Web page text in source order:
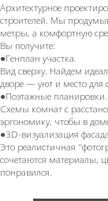
Архитектурное
строителей. Мы
метры, а комфортную
Вы получите:
●Генплан участка.
Вид сверху. Найдем
дворе — уют и место для
●Поэтажные планировки.
Схемы комнат с
эргономику, чтобы в
●3D-визуализация фасада.
Это реалистичная
сочетаются материалы,
понравился.